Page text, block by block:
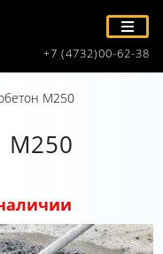
+7 (4732)00-62-38
М250
М250